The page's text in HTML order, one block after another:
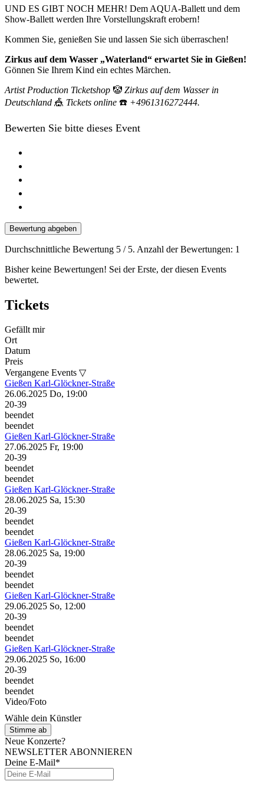
UND ES GIBT NOCH MEHR! Dem AQUA-Ballett und dem
Show-Ballett werden Ihre Vorstellungskraft erobern!
Kommen Sie, genießen Sie und lassen Sie sich überraschen!
Zirkus auf dem Wasser „Waterland“ erwartet Sie in Gießen!
Gönnen Sie Ihrem Kind ein echtes Märchen.
Artist Production Ticketshop 🤡 Zirkus auf dem Wasser in
Deutschland 🎪 Tickets online ☎️ +4961316272444.
Bewerten Sie bitte dieses Event
Bewertung abgeben
Durchschnittliche Bewertung 5 / 5. Anzahl der Bewertungen: 1
Bisher keine Bewertungen! Sei der Erste, der diesen Events
bewertet.
Tickets
Gefällt mir
Ort
Datum
Preis
Vergangene Events ▽
Gießen Karl-Glöckner-Straße
26.06.2025 Do, 19:00
20-39
beendet
beendet
Gießen Karl-Glöckner-Straße
27.06.2025 Fr, 19:00
20-39
beendet
beendet
Gießen Karl-Glöckner-Straße
28.06.2025 Sa, 15:30
20-39
beendet
beendet
Gießen Karl-Glöckner-Straße
28.06.2025 Sa, 19:00
20-39
beendet
beendet
Gießen Karl-Glöckner-Straße
29.06.2025 So, 12:00
20-39
beendet
beendet
Gießen Karl-Glöckner-Straße
29.06.2025 So, 16:00
20-39
beendet
beendet
Video/Foto
Wähle dein Künstler
Stimme ab
Neue Konzerte?
NEWSLETTER ABONNIEREN
Deine E-Mail*